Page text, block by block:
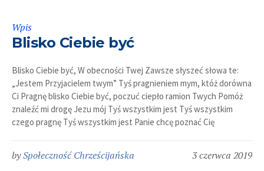
Wpis
Blisko Ciebie być
Blisko Ciebie być, W obecności Twej Zawsze słyszeć słowa te:
„Jestem Przyjacielem twym” Tyś pragnieniem mym, któż dorówna
Ci Pragnę blisko Ciebie być, poczuć ciepło ramion Twych Pomóż
znaleźć mi drogę Jezu mój Tyś wszystkim jest Tyś wszystkim
czego pragnę Tyś wszystkim jest Panie chcę poznać Cię
3 czerwca 2019
bySpołeczność Chrześcijańska